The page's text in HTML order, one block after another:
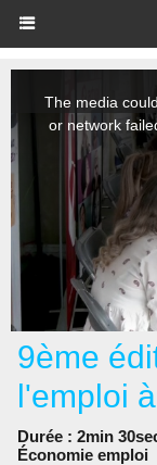
9ème
l'emploi
Durée : 2min
Économie emploi